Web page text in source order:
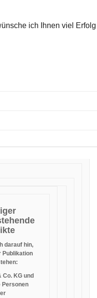
ich Ihnen viel
darauf hin,
Publikation
Co. KG und
Personen